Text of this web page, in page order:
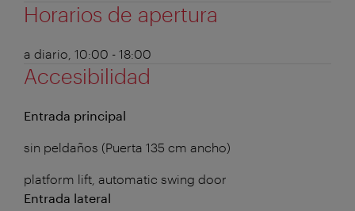
Horarios de apertura
a diario, 10:00 - 18:00
Accesibilidad
Entrada principal
sin peldaños (Puerta 135 cm ancho)
platform lift, automatic swing door
Entrada lateral